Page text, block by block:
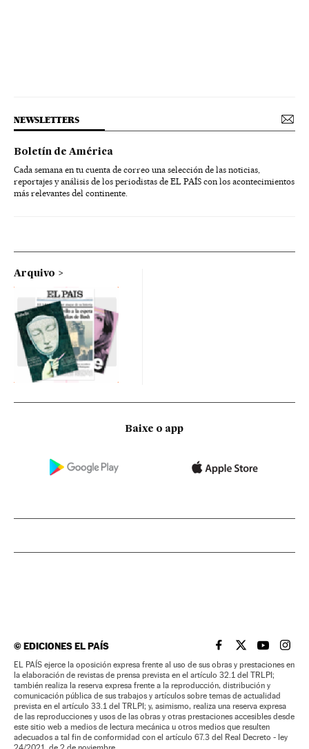
NEWSLETTERS
Boletín de América
Cada semana en tu cuenta de correo una selección de las noticias,
reportajes y análisis de los periodistas de EL PAÍS con los acontecimientos
más relevantes del continente.
Arquivo
Baixe o app
©EDICIONES EL PAÍS EL PAÍS BRASIL EN
EL PAÍSEL PAÍS
EL
EL PAÍS ejerce la oposición expresa frente al uso de sus obras y prestaciones en
la elaboración de revistas de prensa prevista en el artículo 32.1 del TRLPI;
también realiza la reserva expresa frente a la reproducción, distribución y
comunicación pública de sus trabajos y artículos sobre temas de actualidad
prevista en el artículo 33.1 del TRLPI; y, asimismo, realiza una reserva expresa
de las reproducciones y usos de las obras y otras prestaciones accesibles desde
este sitio web a medios de lectura mecánica u otros medios que resulten
adecuados a tal fin de conformidad con el artículo 67.3 del Real Decreto - ley